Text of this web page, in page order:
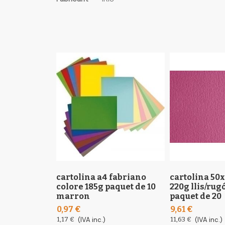
the
cartolina a4 fabriano
colore 185g paquet de 10
marron
0,97 €
1,17 € (IVA inc.)
cartolina
220g llis/
paquet de 20
9,61 €
11,63 € (IVA inc.)